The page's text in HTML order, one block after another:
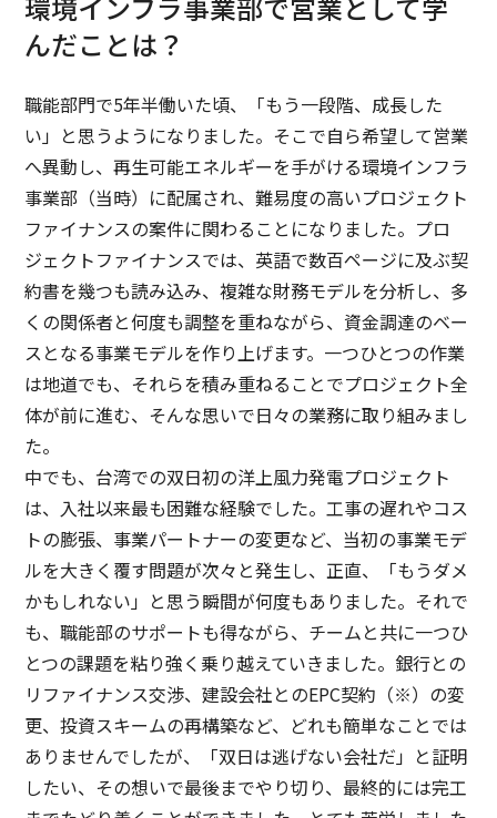
んだことは？
職能部門で5年半働いた頃、「もう一段階、成長した
い」と思うようになりました。そこで自ら希望して営業
へ異動し、再生可能エネルギーを手がける環境インフラ
事業部（当時）に配属され、難易度の高いプロジェクト
ファイナンスの案件に関わることになりました。プロ
ジェクトファイナンスでは、英語で数百ページに及ぶ契
約書を幾つも読み込み、複雑な財務モデルを分析し、多
くの関係者と何度も調整を重ねながら、資金調達のベー
スとなる事業モデルを作り上げます。一つひとつの作業
は地道でも、それらを積み重ねることでプロジェクト全
体が前に進む、そんな思いで日々の業務に取り組みまし
た。
中でも、台湾での双日初の洋上風力発電プロジェクト
は、入社以来最も困難な経験でした。工事の遅れやコス
トの膨張、事業パートナーの変更など、当初の事業モデ
ルを大きく覆す問題が次々と発生し、正直、「もうダメ
かもしれない」と思う瞬間が何度もありました。それで
も、職能部のサポートも得ながら、チームと共に一つひ
とつの課題を粘り強く乗り越えていきました。銀行との
リファイナンス交渉、建設会社とのEPC契約（※）の変
更、投資スキームの再構築など、どれも簡単なことでは
ありませんでしたが、「双日は逃げない会社だ」と証明
したい、その想いで最後までやり切り、最終的には完工